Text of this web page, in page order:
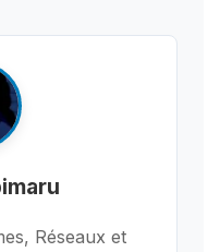
Réseaux et